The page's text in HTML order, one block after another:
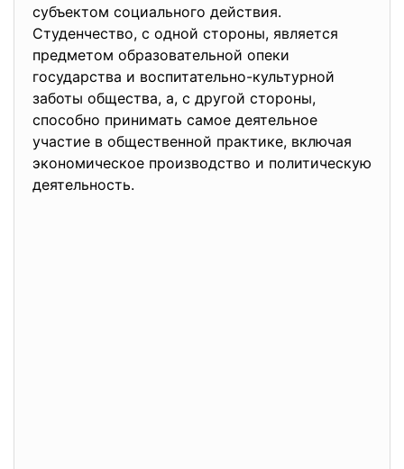
субъектом социального действия.
Студенчество, с одной стороны, является
предметом образовательной опеки
государства и воспитательно-культурной
заботы общества, а, с другой стороны,
способно принимать самое деятельное
участие в общественной практике, включая
экономическое производство и политическую
деятельность.